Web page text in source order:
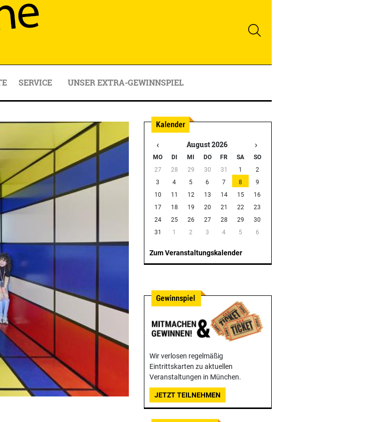
SERVICE UNSER EXTRA-GEWINNSPIEL
‹ August 2026 ›
MO DI MI DO FR SA
SO
27
28 29 30 31 1
2
3
4 5 6 7 8
9
10
11 12 13 14 15
16
17
18 19 20 21 22
23
24
25 26 27 28 29
30
31
1 2 3 4 5 6
Zum Veranstaltungskalender
Wir verlosen regelmäßig
Eintrittskarten zu aktuellen
Veranstaltungen in München.
JETZT TEILNEHMEN